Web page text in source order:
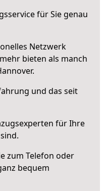
für Sie genau
Netzwerk
bieten als manch
und das seit
für Ihre
zum Telefon oder
bequem